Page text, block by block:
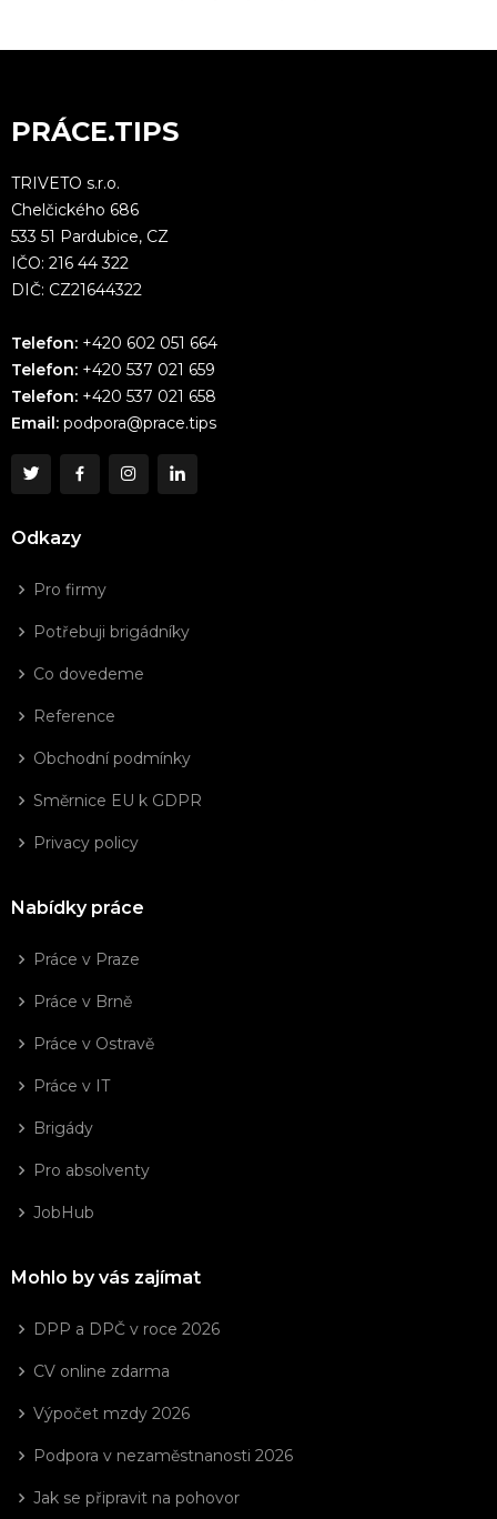
PRÁCE.TIPS
TRIVETO s.r.o.
Chelčického 686
533 51 Pardubice, CZ
IČO: 216 44 322
DIČ: CZ21644322
Telefon: +420 602 051 664
Telefon: +420 537 021 659
Telefon: +420 537 021 658
Email: podpora@prace.tips
Odkazy
Pro firmy
Potřebuji brigádníky
Co dovedeme
Reference
Obchodní podmínky
Směrnice EU k GDPR
Privacy policy
Nabídky práce
Práce v Praze
Práce v Brně
Práce v Ostravě
Práce v IT
Brigády
Pro absolventy
JobHub
Mohlo by vás zajímat
DPP a DPČ v roce 2026
CV online zdarma
Výpočet mzdy 2026
Podpora v nezaměstnanosti 2026
Jak se připravit na pohovor